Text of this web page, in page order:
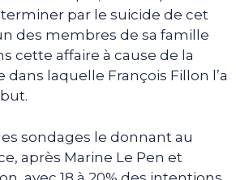
par le suicide de cet
des membres de sa famille
cette affaire à cause de la
dans laquelle François Fillon l’a
sondages le donnant au
après Marine Le Pen et